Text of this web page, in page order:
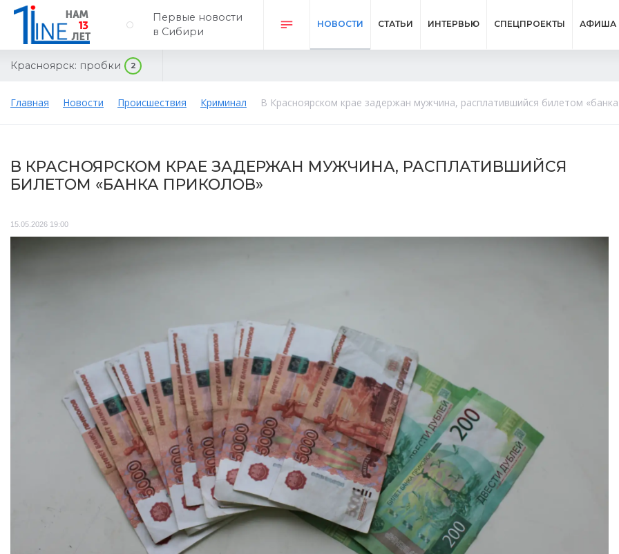
Первые новости
в Сибири
НОВОСТИ СТАТЬИ ИНТЕРВЬЮ СПЕЦПРОЕКТЫ АФИША
Красноярск: пробки 2
Главная Новости Происшествия Криминал В Красноярском крае задержан мужчина, расплатившийся билетом
В КРАСНОЯРСКОМ КРАЕ ЗАДЕРЖАН МУЖЧИНА, РАСПЛАТИВШИЙСЯ
БИЛЕТОМ «БАНКА ПРИКОЛОВ»
15.05.2026 19:00